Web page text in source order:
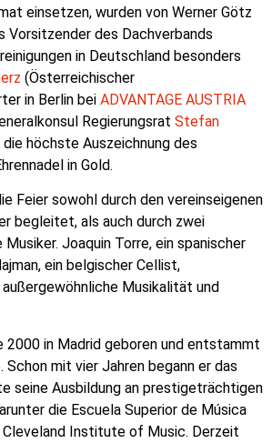
einsetzen, wurden von Werner Götz
Vorsitzender des Dachverbands
in Deutschland besonders
(Österreichischer
in Berlin bei ADVANTAGE AUSTRIA
Regierungsrat Stefan
höchste Auszeichnung des
in Gold.
Feier sowohl durch den vereinseigenen
begleitet, als auch durch zwei
Musiker. Joaquin Torre, ein spanischer
ein belgischer Cellist,
Musikalität und
2000 in Madrid geboren und entstammt
Schon mit vier Jahren begann er das
seine Ausbildung an prestigeträchtigen
die Escuela Superior de Música
Cleveland Institute of Music. Derzeit